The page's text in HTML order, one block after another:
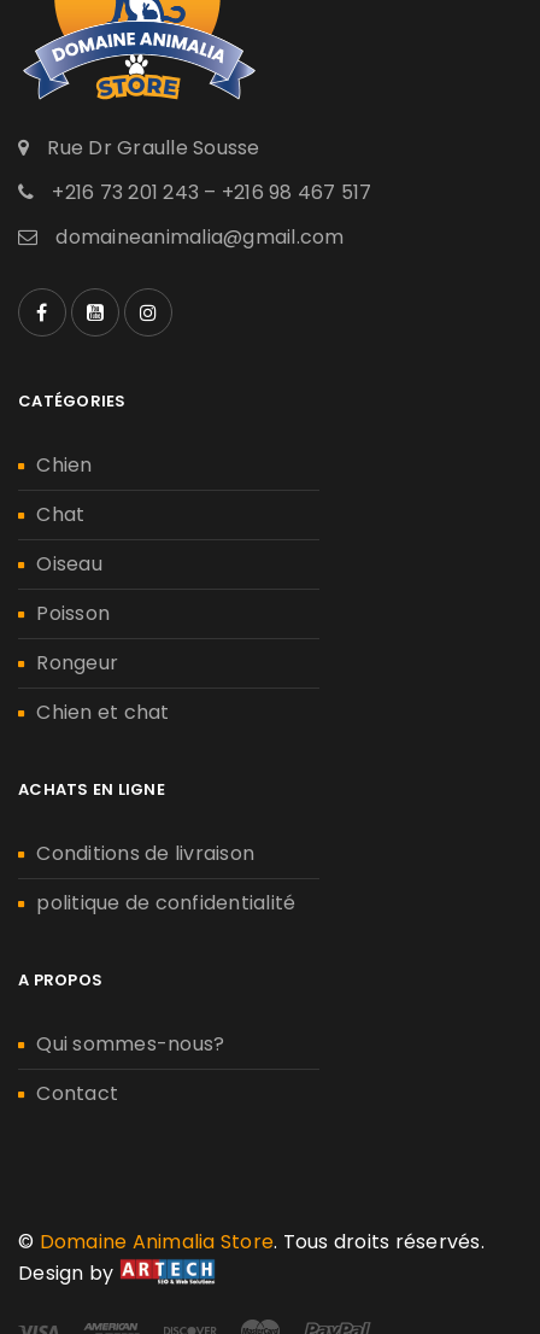
Rue Dr Graulle Sousse
+216 73 201 243 – +216 98 467 517
domaineanimalia@gmail.com
CATÉGORIES
Chien
Chat
Oiseau
Poisson
Rongeur
Chien et chat
ACHATS EN LIGNE
Conditions de livraison
politique de confidentialité
A PROPOS
Qui sommes-nous?
Contact
© Domaine Animalia Store. Tous droits réservés.
Design by